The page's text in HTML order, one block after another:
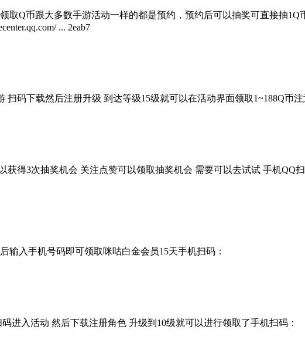
取Q币跟大多数手游活动一样的都是预约，预约后可以抽奖可直接抽
... 2eab7
码下载然后注册升级 到达等级15级就可以在活动界面领取1~188Q币
得3次抽奖机会 关注点赞可以领取抽奖机会 需要可以去试试 手机QQ扫
输入手机号码即可领取咪咕白金会员15天手机扫码：
进入活动 然后下载注册角色 升级到10级就可以进行领取了手机扫码：